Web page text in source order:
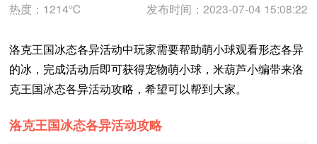
热度：1214℃ 发布时间：2023-07-04 15:08:22
洛克王国冰态各异活动中玩家需要帮助萌小球观看形态各异
的冰，完成活动后即可获得宠物萌小球，米葫芦小编带来洛
克王国冰态各异活动攻略，希望可以帮到大家。
洛克王国冰态各异活动攻略